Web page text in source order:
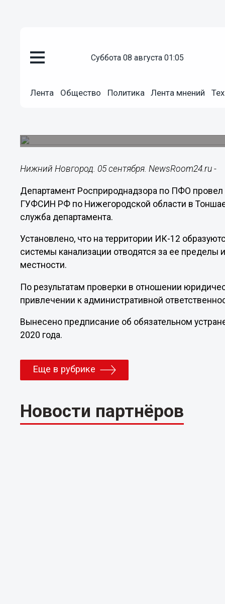
суббота 08 августа 01:05
Лента Общество Политика Лента мнений
Исправительная колония
Нижний Новгород. 05 сентября. NewsRoom24.ru -
Департамент Росприроднадзора по ПФО
ГУФСИН РФ по Нижегородской области в
служба департамента.
Установлено, что на территории ИК-12
системы канализации отводятся за ее
местности.
По результатам проверки в отношении
привлечении к административной
Вынесено предписание об обязательном
2020 года.
Еще в рубрике
Новости партнёров